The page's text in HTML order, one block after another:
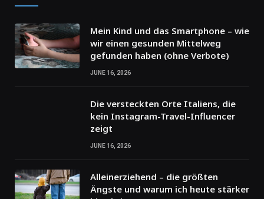
Mein Kind und das Smartphone – wie
wir einen gesunden Mittelweg
gefunden haben (ohne Verbote)
JUNE 16, 2026
Die versteckten Orte Italiens, die
kein Instagram-Travel-Influencer
zeigt
JUNE 16, 2026
Alleinerziehend – die größten
Ängste und warum ich heute stärker